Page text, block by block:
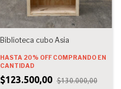
Biblioteca cubo Asia
HASTA 20% OFF COMPRANDO EN
CANTIDAD
$123.500,00 $130.000,00